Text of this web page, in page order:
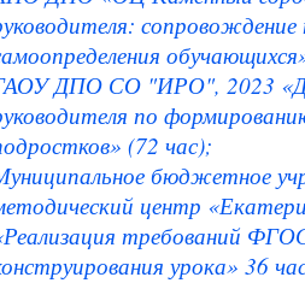
сопровождение
ДПО СО "ИРО", 2023
по
(72 час);
бюджетное
центр
требований
урока» 36